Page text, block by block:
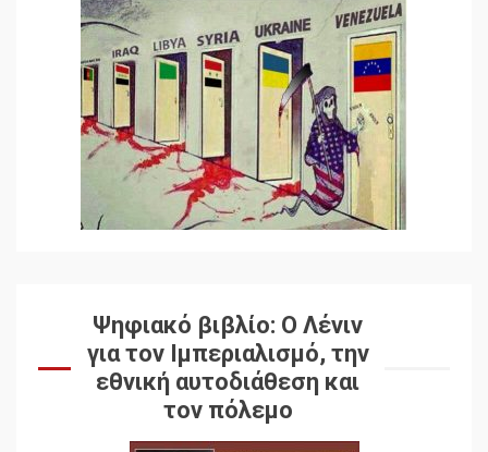
Ψηφιακό βιβλίο: Ο Λένιν
για τον Ιμπεριαλισμό, την
εθνική αυτοδιάθεση και
τον πόλεμο